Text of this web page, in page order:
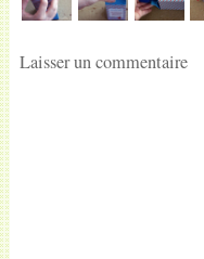
Laisser un commentaire